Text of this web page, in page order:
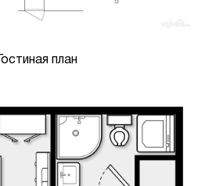
Гостиная план